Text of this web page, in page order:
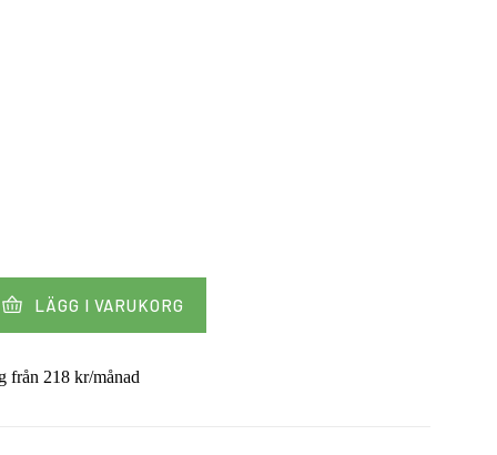
LÄGG I VARUKORG
från 218kr/månad